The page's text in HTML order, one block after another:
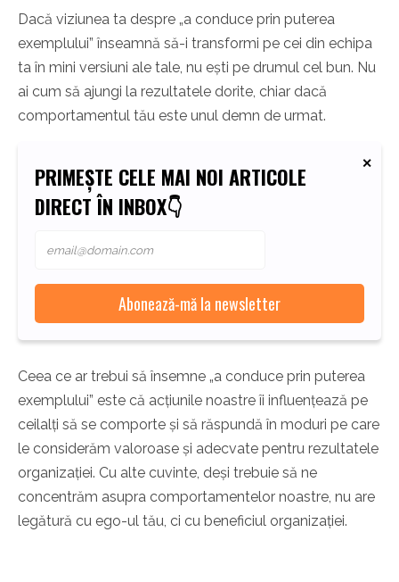
Dacă viziunea ta despre „a conduce prin puterea
exemplului” înseamnă să-i transformi pe cei din echipa
ta în mini versiuni ale tale, nu ești pe drumul cel bun. Nu
ai cum să ajungi la rezultatele dorite, chiar dacă
comportamentul tău este unul demn de urmat.
PRIMEȘTE CELE MAI NOI ARTICOLE
DIRECT ÎN INBOX👇
Ceea ce ar trebui să însemne „a conduce prin puterea
exemplului” este că acțiunile noastre îi influențează pe
ceilalți să se comporte și să răspundă în moduri pe care
le considerăm valoroase și adecvate pentru rezultatele
organizației. Cu alte cuvinte, deși trebuie să ne
concentrăm asupra comportamentelor noastre, nu are
legătură cu ego-ul tău, ci cu beneficiul organizației.